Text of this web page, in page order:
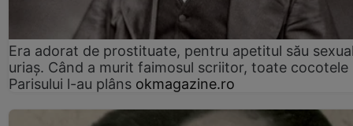
Era adorat de prostituate, pentru apetitul său
uriaș. Când a murit faimosul scriitor, toate cocotele
Parisului l-au plâns okmagazine.ro